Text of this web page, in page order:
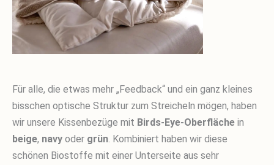
Für alle, die etwas mehr „Feedback“ und ein ganz kleines
bisschen optische Struktur zum Streicheln mögen, haben
wir unsere Kissenbezüge mit Birds-Eye-Oberfläche in
beige, navy oder grün . Kombiniert haben wir diese
schönen Biostoffe mit einer Unterseite aus sehr